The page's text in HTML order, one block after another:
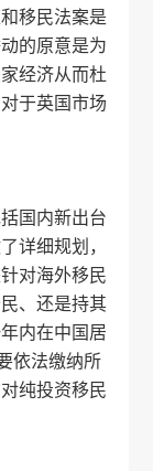
移民法案是
的原意是为
经济从而杜
于英国市场
国内新出台
详细规划，
对海外移民
、还是持其
内在中国居
依法缴纳所
纯投资移民